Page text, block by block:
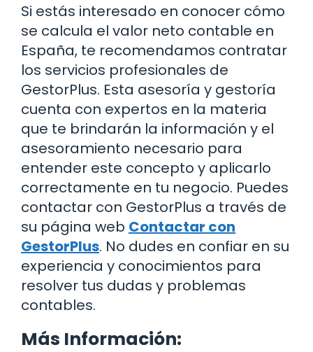
Si estás interesado en conocer cómo
se calcula el valor neto contable en
España, te recomendamos contratar
los servicios profesionales de
GestorPlus. Esta asesoría y gestoría
cuenta con expertos en la materia
que te brindarán la información y el
asesoramiento necesario para
entender este concepto y aplicarlo
correctamente en tu negocio. Puedes
contactar con GestorPlus a través de
su página web Contactar con
GestorPlus. No dudes en confiar en su
experiencia y conocimientos para
resolver tus dudas y problemas
contables.
Más Información: